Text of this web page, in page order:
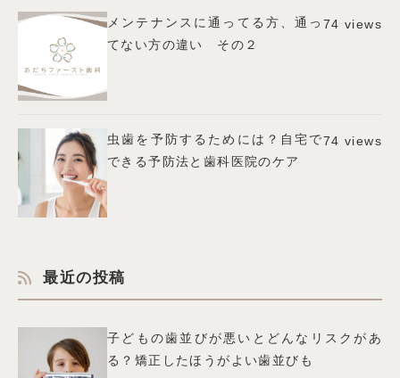
メンテナンスに通ってる方、通っ
てない方の違い その２
74 views
虫歯を予防するためには？自宅で
できる予防法と歯科医院のケア
74 views
最近の投稿
子どもの歯並びが悪いとどんなリスクがあ
る？矯正したほうがよい歯並びも